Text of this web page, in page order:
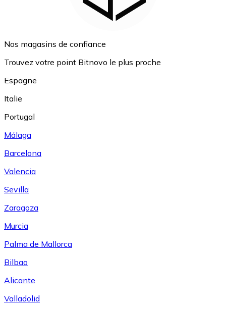
Nos magasins de confiance
Trouvez votre point Bitnovo le plus proche
Espagne
Italie
Portugal
Málaga
Barcelona
Valencia
Sevilla
Zaragoza
Murcia
Palma de Mallorca
Bilbao
Alicante
Valladolid